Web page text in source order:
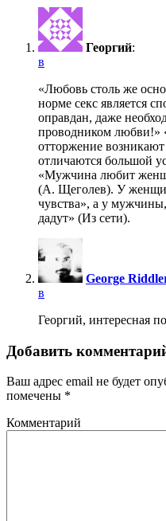
Георгий:
в
«Любовь столь же
норме секс является
оправдан, даже
проводником любви!»
отторжение
отличаются большой
«Мужчина любит
(А. Щеголев). У
чувства», а у
дадут» (Из сети).
George
в
Георгий, интересная
Добавить
Ваш адрес email не будет
помечены *
Комментарий